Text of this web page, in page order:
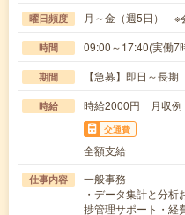
曜日頻度 月～金（週5日） ※
時間 09:00～17:40(実働
期間 【急募】即日～長
時給 時給2000円 月収例
交通費
全額支給
仕事内容
一般事務
・データ集計と分
捗管理サポート・経